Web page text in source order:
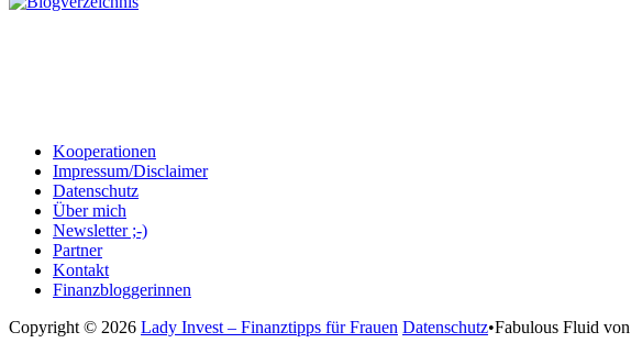
Kooperationen
Impressum/Disclaimer
Datenschutz
Über mich
Newsletter ;-)
Partner
Kontakt
Finanzbloggerinnen
Copyright © 2026 Lady Invest – Finanztipps für Frauen Datenschutz•Fabulous Fluid von